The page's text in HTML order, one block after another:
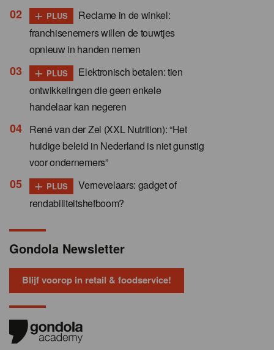
+ PLUS
Reclame in de winkel:
franchisenemers willen de touwtjes
opnieuw in handen nemen
+ PLUS
Elektronisch betalen: tien
ontwikkelingen die geen enkele
handelaar kan negeren
René van der Zel (XXL Nutrition): “Het
huidige beleid in Nederland is niet gunstig
voor ondernemers”
+ PLUS
Vernevelaars: gadget of
rendabiliteitshefboom?
Gondola Newsletter
Blijf voorop in retail & foodservice!